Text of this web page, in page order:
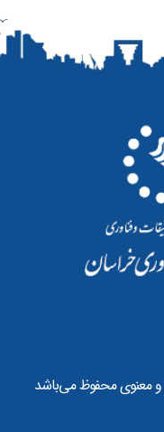
و معنوی محفوظ می‌باشد